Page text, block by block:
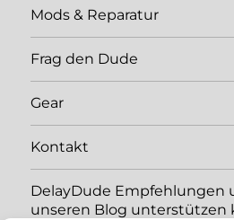
Mods & Reparatur
Frag den Dude
Gear
Kontakt
DelayDude Empfehlungen
unseren Blog unterstützen